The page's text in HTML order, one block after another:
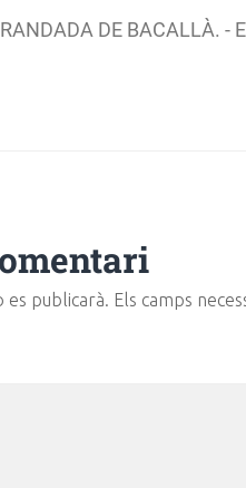
DE BACALLÀ. -
es publicarà. Els camps